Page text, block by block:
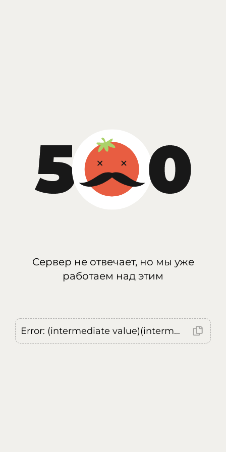
Сервер не отвечает, но мы уже
работаем над этим
Error: (intermediate value)(intermediate value)(intermediate value).replaceAll is not a function